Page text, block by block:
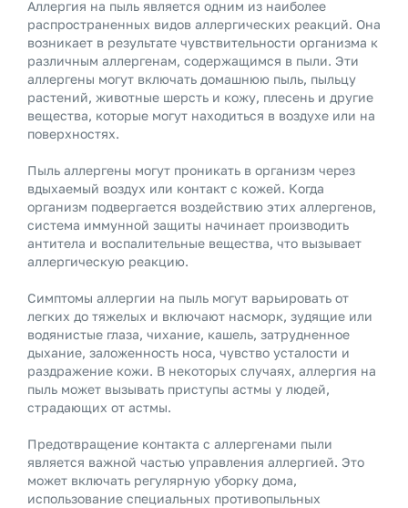
Аллергия на пыль является одним из наиболее
распространенных видов аллергических реакций. Она
возникает в результате чувствительности организма к
различным аллергенам, содержащимся в пыли. Эти
аллергены могут включать домашнюю пыль, пыльцу
растений, животные шерсть и кожу, плесень и другие
вещества, которые могут находиться в воздухе или на
поверхностях.
Пыль аллергены могут проникать в организм через
вдыхаемый воздух или контакт с кожей. Когда
организм подвергается воздействию этих аллергенов,
система иммунной защиты начинает производить
антитела и воспалительные вещества, что вызывает
аллергическую реакцию.
Симптомы аллергии на пыль могут варьировать от
легких до тяжелых и включают насморк, зудящие или
водянистые глаза, чихание, кашель, затрудненное
дыхание, заложенность носа, чувство усталости и
раздражение кожи. В некоторых случаях, аллергия на
пыль может вызывать приступы астмы у людей,
страдающих от астмы.
Предотвращение контакта с аллергенами пыли
является важной частью управления аллергией. Это
может включать регулярную уборку дома,
использование специальных противопыльных